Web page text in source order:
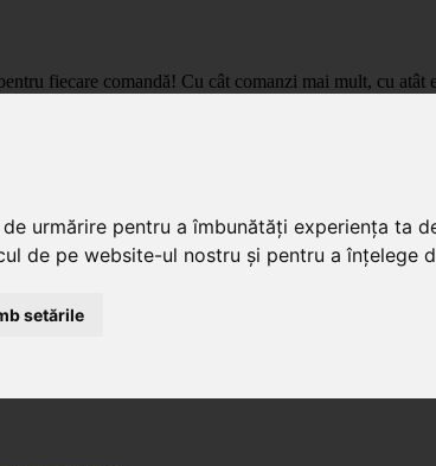
urmărire pentru a îmbunătăți experiența ta
de pe website-ul nostru și pentru a înțelege
setările
fiecare comandă! Cu cât comanzi mai mult, cu atât
calitate la pret de importator, cu livrare in toata Romania.